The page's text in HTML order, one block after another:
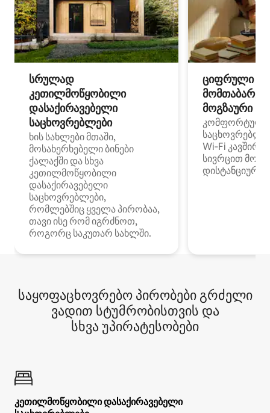
სრულად
კეთილმოწყობილი
დასაქირავებელი
საცხოვრებლები
ხის სახლები მთაში,
მოსახერხებელი ბინები
ქალაქში და სხვა
კეთილმოწყობილი
დასაქირავებელი
საცხოვრებლები,
რომლებშიც ყველა პირობაა,
თავი ისე რომ იგრძნოთ,
როგორც საკუთარ სახლში.
ციფრული
მოგზაური
კომფორტული
Wi‑Fi
სივრცით
დისტანციური
საყოფაცხოვრებო პირობები გრძელი
ვადით სტუმრობისთვის და
სხვა უპირატესობები
კეთილმოწყობილი დასაქირავებელი